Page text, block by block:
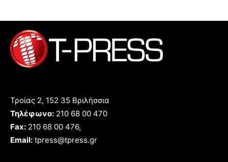
Τροίας 2, 152 35 Βριλήσσια
Τηλέφωνο: 210 68 00 470
Fax: 210 68 00 476,
Email: tpress@tpress.gr